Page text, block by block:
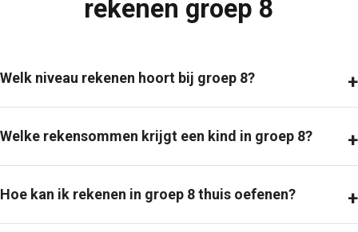
rekenen groep 8
Welk niveau rekenen hoort bij groep 8?
Welke rekensommen krijgt een kind in groep 8?
Hoe kan ik rekenen in groep 8 thuis oefenen?